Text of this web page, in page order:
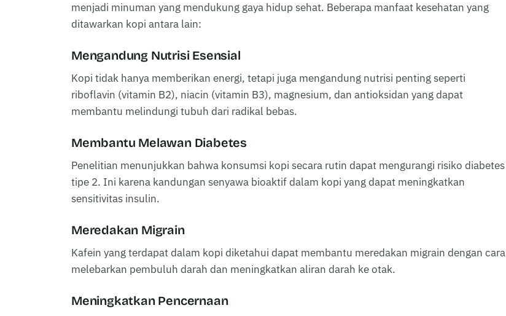
menjadi minuman yang mendukung gaya hidup sehat. Beberapa manfaat kesehatan yang
ditawarkan kopi antara lain:
Mengandung Nutrisi Esensial
Kopi tidak hanya memberikan energi, tetapi juga mengandung nutrisi penting seperti
riboflavin (vitamin B2), niacin (vitamin B3), magnesium, dan antioksidan yang dapat
membantu melindungi tubuh dari radikal bebas.
Membantu Melawan Diabetes
Penelitian menunjukkan bahwa konsumsi kopi secara rutin dapat mengurangi risiko diabetes
tipe 2. Ini karena kandungan senyawa bioaktif dalam kopi yang dapat meningkatkan
sensitivitas insulin.
Meredakan Migrain
Kafein yang terdapat dalam kopi diketahui dapat membantu meredakan migrain dengan cara
melebarkan pembuluh darah dan meningkatkan aliran darah ke otak.
Meningkatkan Pencernaan